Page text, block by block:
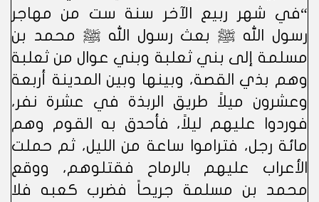
“في شهر ربيع الآخر سنة ست من مهاجر
رسول الله ﷺ بعث رسول الله ﷺ محمد بن
مسلمة إلى بني ثعلبة وبني عوال من ثعلبة
وهم بذي القصة، وبينها وبين المدينة أربعة
وعشرون ميلاً طريق الربذة في عشرة نفر،
فوردوا عليهم ليلاً، فأحدق به القوم وهم
مائة رجل، فتراموا ساعة من الليل، ثم حملت
الأعراب عليهم بالرماح فقتلوهم، ووقع
محمد بن مسلمة جريحاً فضرب كعبه فلا